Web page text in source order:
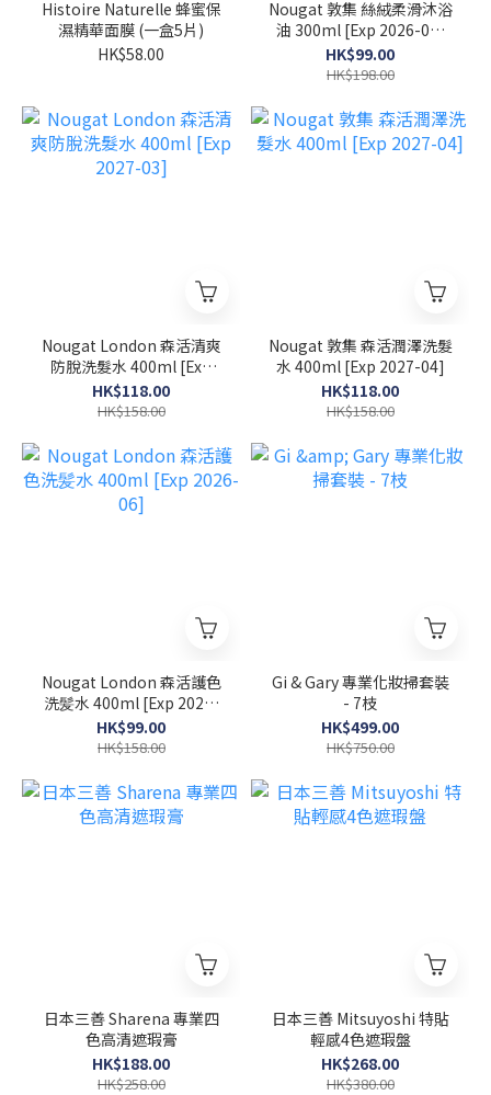
Histoire Naturelle 蜂蜜保
濕精華面膜 (一盒5片)
HK$58.00
Nougat 敦集 絲絨柔滑沐浴
油 300ml [Exp 2026-07-
30]
HK$99.00
HK$198.00
Nougat London 森活清爽
防脫洗髮水 400ml [Exp
2027-03]
HK$118.00
HK$158.00
Nougat 敦集 森活潤澤洗髮
水 400ml [Exp 2027-04]
HK$118.00
HK$158.00
Nougat London 森活護色
洗髪水 400ml [Exp 2026-
06]
HK$99.00
HK$158.00
Gi & Gary 專業化妝掃套裝
- 7枝
HK$499.00
HK$750.00
日本三善 Sharena 專業四
色高清遮瑕膏
HK$188.00
HK$258.00
日本三善 Mitsuyoshi 特貼
輕感4色遮瑕盤
HK$268.00
HK$380.00